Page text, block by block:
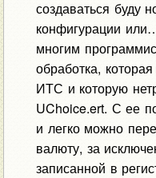
создаваться буду
конфигурации
многим
обработка,
ИТС и которую
UChoice.ert. С ее
и легко можно
валюту, за
записанной в